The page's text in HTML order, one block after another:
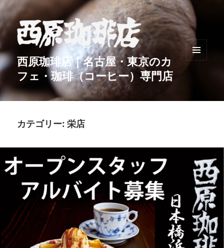
西原珈琲店｜名古屋・東京のカ
フェ・珈琲（コーヒー）専門店
メニュ
カテゴリー:栄店